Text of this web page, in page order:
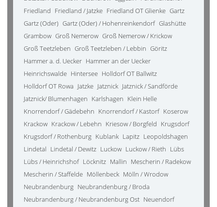
Friedland Friedland / Jatzke Friedland OT Glienke Gartz
Gartz (Oder) Gartz (Oder) / Hohenreinkendorf Glashütte
Grambow Groß Nemerow Groß Nemerow / Krickow
Groß Teetzleben Groß Teetzleben / Lebbin Göritz
Hammer a. d. Uecker Hammer an der Uecker
Heinrichswalde Hintersee Holldorf OT Ballwitz
Holldorf OT Rowa Jatzke Jatznick Jatznick / Sandförde
Jatznick/ Blumenhagen Karlshagen Klein Helle
Knorrendorf / Gädebehn Knorrendorf / Kastorf Koserow
Krackow Krackow / Lebehn Kriesow / Borgfeld Krugsdorf
Krugsdorf / Rothenburg Kublank Lapitz Leopoldshagen
Lindetal Lindetal / Dewitz Luckow Luckow / Rieth Lübs
Lübs / Heinrichshof Löcknitz Mallin Mescherin / Radekow
Mescherin / Staffelde Möllenbeck Mölln / Wrodow
Neubrandenburg Neubrandenburg / Broda
Neubrandenburg / Neubrandenburg Ost Neuendorf